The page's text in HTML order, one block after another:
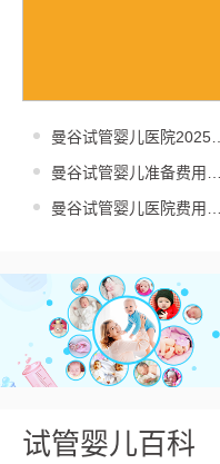
曼谷试管婴儿医院2025年
曼谷试管婴儿准备费用及
曼谷试管婴儿医院费用明
试管婴儿百科